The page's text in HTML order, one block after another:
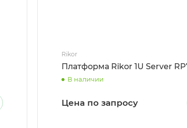
Rikor
Платформа Rikor 1U Server
В наличии
Цена по запросу